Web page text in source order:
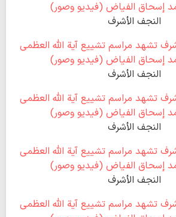
النجف الأشرف
النجف الأشرف
النجف الأشرف
النجف الأشرف